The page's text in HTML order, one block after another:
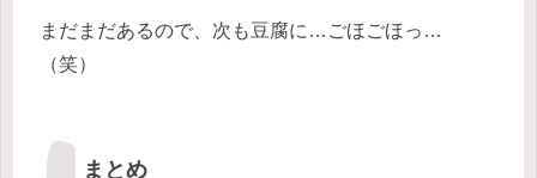
まだまだあるので、次も豆腐に…ごほごほっ…
（笑）
まとめ